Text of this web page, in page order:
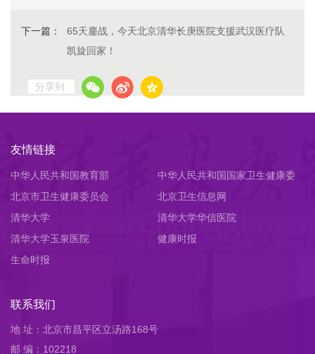
下一篇：
65天鏖战，今天北京清华长庚医院支援武汉医疗队
凯旋回家！
分享到:
友情链接
中华人民共和国教育部
中华人民共和国国家卫生健康委
员会
北京市卫生健康委员会
北京卫生信息网
清华大学
清华大学华信医院
清华大学玉泉医院
健康时报
生命时报
联系我们
地 址：北京市昌平区立汤路168号
邮 编：102218